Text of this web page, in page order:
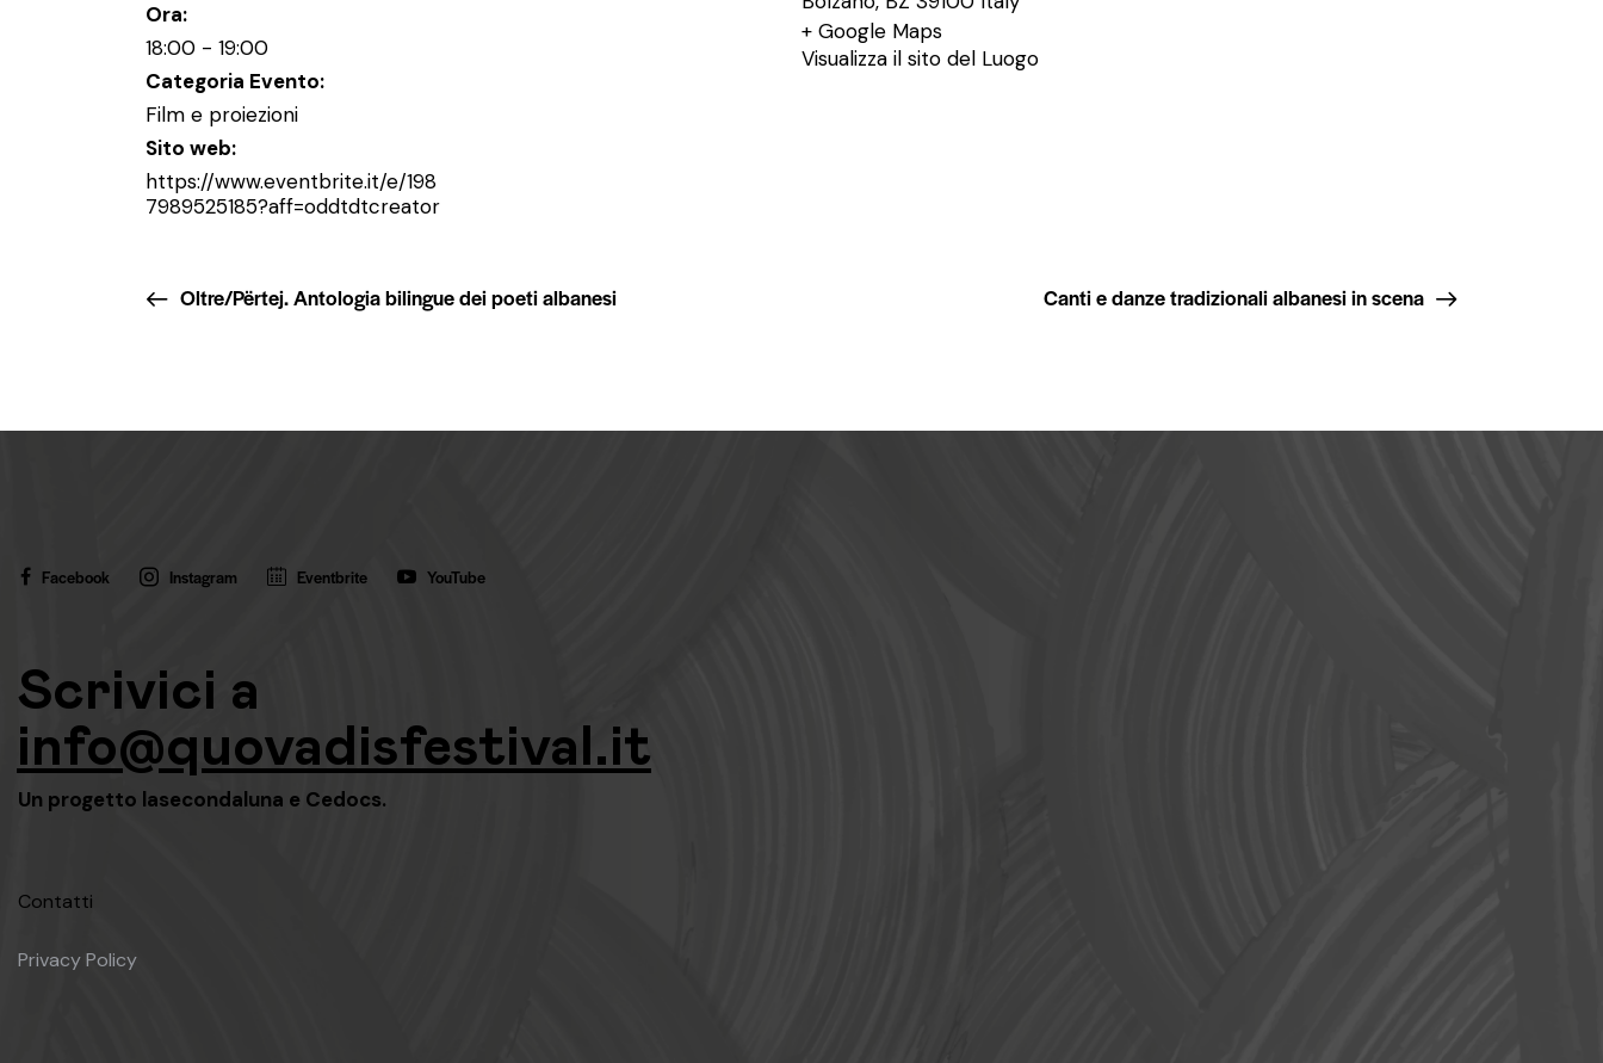
Ora:
18:00 - 19:00
Categoria Evento:
Film e proiezioni
Sito web:
https://www.eventbrite.it/e/198
7989525185?aff=oddtdtcreator
+ Google Maps
Visualizza il sito del Luogo
Oltre/Përtej. Antologia bilingue dei poeti albanesi Canti e danze tradizionali albanesi in scena
Facebook Instagram Eventbrite YouTube
Scrivici a
info@quovadisfestival.it
Un progetto lasecondaluna e Cedocs.
Contatti
Privacy Policy